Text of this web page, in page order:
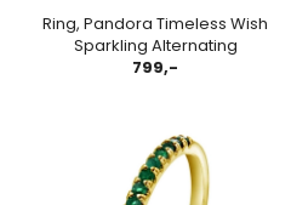
Ring, Pandora Timeless Wish
Sparkling Alternating
799,-